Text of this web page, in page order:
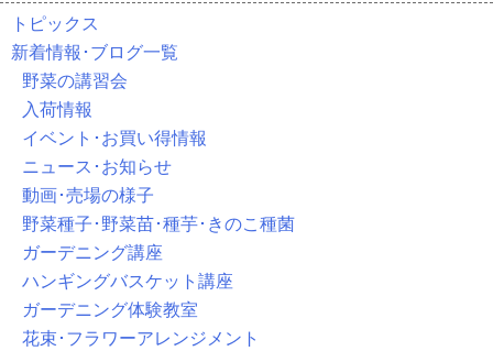
トピックス
新着情報･ブログ一覧
野菜の講習会
入荷情報
イベント･お買い得情報
ニュース･お知らせ
動画･売場の様子
野菜種子･野菜苗･種芋･きのこ種菌
ガーデニング講座
ハンギングバスケット講座
ガーデニング体験教室
花束･フラワーアレンジメント